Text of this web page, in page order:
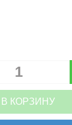
В КОРЗИНУ